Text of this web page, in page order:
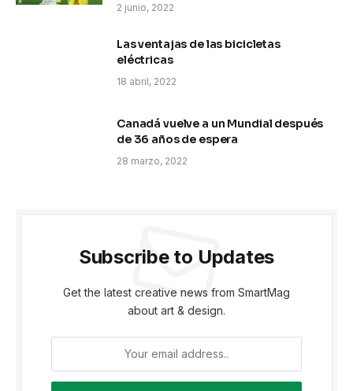
2 junio, 2022
Las ventajas de las bicicletas
eléctricas
18 abril, 2022
Canadá vuelve a un Mundial después
de 36 años de espera
28 marzo, 2022
Subscribe to Updates
Get the latest creative news from SmartMag
about art & design.